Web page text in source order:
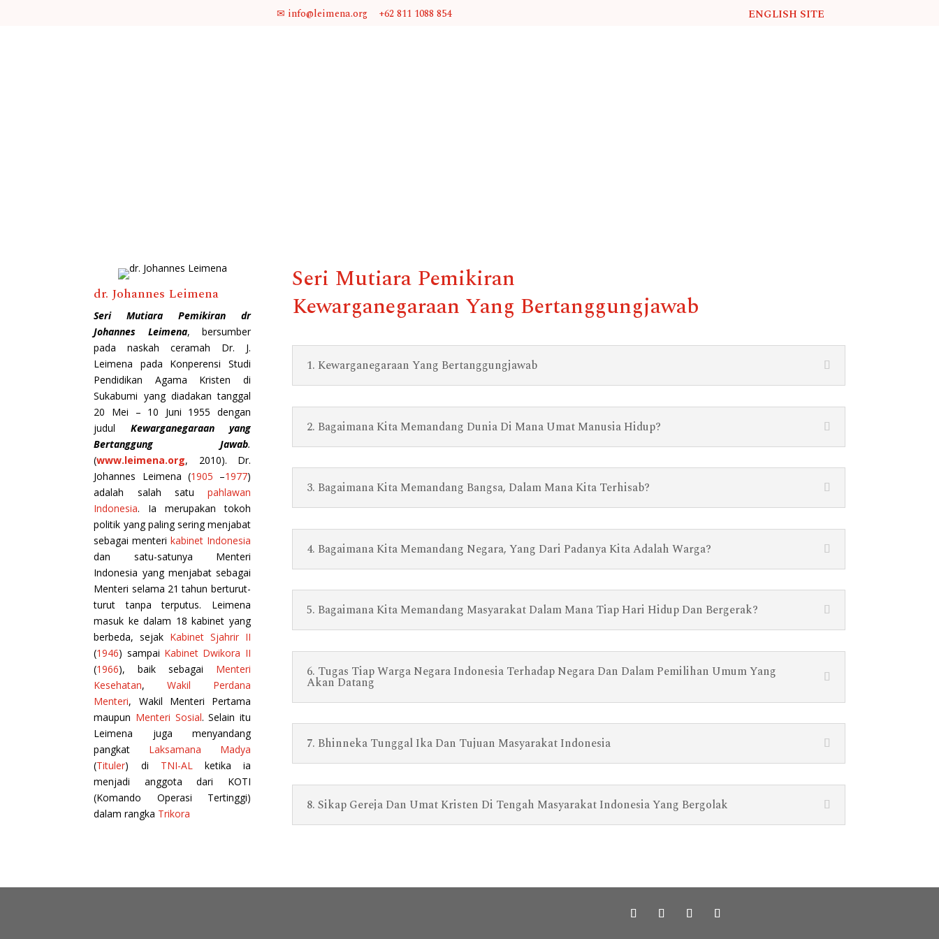
✉ info@leimena.org +62 811 1088 854 ENGLISH SITE
dr. Johannes Leimena
Seri Mutiara Pemikiran dr
Johannes Leimena, bersumber
pada naskah ceramah Dr. J.
Leimena pada Konperensi Studi
Pendidikan Agama Kristen di
Sukabumi yang diadakan tanggal
20 Mei – 10 Juni 1955 dengan
judul Kewarganegaraan yang
Bertanggung Jawab.
(www.leimena.org, 2010). Dr.
Johannes Leimena (1905 –1977)
adalah salah satu pahlawan
Indonesia. Ia merupakan tokoh
politik yang paling sering menjabat
sebagai menterikabinet Indonesia
dan satu-satunya Menteri
Indonesia yang menjabat sebagai
Menteri selama 21 tahun berturut-
turut tanpa terputus. Leimena
masuk ke dalam 18 kabinet yang
berbeda, sejak Kabinet Sjahrir II
(1946) sampai Kabinet Dwikora II
(1966), baik sebagai Menteri
Kesehatan,Wakil Perdana
Menteri, Wakil Menteri Pertama
maupun Menteri Sosial. Selain itu
Leimena juga menyandang
pangkat Laksamana Madya
(Tituler) di TNI-ALketika ia
menjadi anggota dari KOTI
(Komando Operasi Tertinggi)
dalam rangka Trikora
Seri Mutiara Pemikiran
Kewarganegaraan Yang Bertanggungjawab
1. Kewarganegaraan Yang Bertanggungjawab
2. Bagaimana Kita Memandang Dunia Di Mana Umat Manusia Hidup?
3. Bagaimana Kita Memandang Bangsa, Dalam Mana Kita Terhisab?
4. Bagaimana Kita Memandang Negara, Yang Dari Padanya Kita Adalah Warga?
5. Bagaimana Kita Memandang Masyarakat Dalam Mana Tiap Hari Hidup Dan Bergerak?
6. Tugas Tiap Warga Negara Indonesia Terhadap Negara Dan Dalam Pemilihan Umum Yang
Akan Datang
7. Bhinneka Tunggal Ika Dan Tujuan Masyarakat Indonesia
8. Sikap Gereja Dan Umat Kristen Di Tengah Masyarakat Indonesia Yang Bergolak